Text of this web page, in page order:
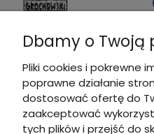
Kontakt
Informacje
Dbamy o Twoją
Pliki cookies i pokrewne
poprawne działanie
dostosować ofertę do
zaakceptować
tych plików i przejść do